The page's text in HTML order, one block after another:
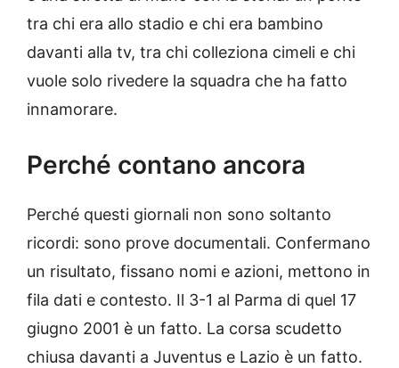
tra chi era allo stadio e chi era bambino
davanti alla tv, tra chi colleziona cimeli e chi
vuole solo rivedere la squadra che ha fatto
innamorare.
Perché contano ancora
Perché questi giornali non sono soltanto
ricordi: sono prove documentali. Confermano
un risultato, fissano nomi e azioni, mettono in
fila dati e contesto. Il 3-1 al Parma di quel 17
giugno 2001 è un fatto. La corsa scudetto
chiusa davanti a Juventus e Lazio è un fatto.